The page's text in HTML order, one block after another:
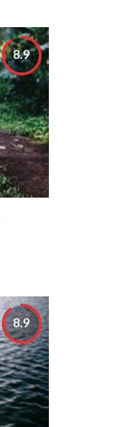
8.9
8.9